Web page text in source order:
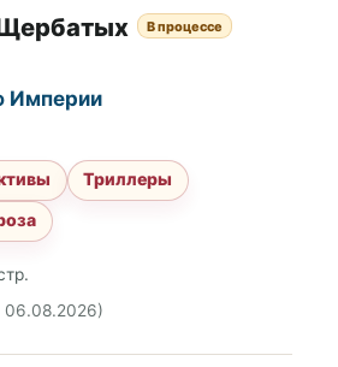
В процессе
06.08.2026)
Империи
Триллеры